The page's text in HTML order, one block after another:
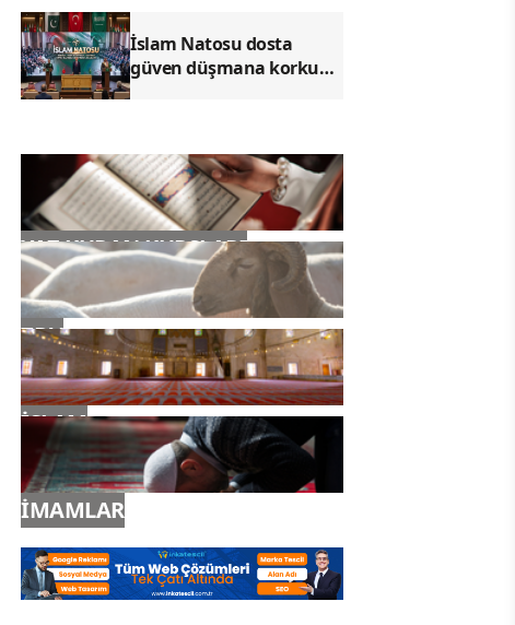
İslam Natosu dosta
güven düşmana korku
YAZ KURAN KURSLARI
TDV
İSLAM
İMAMLAR